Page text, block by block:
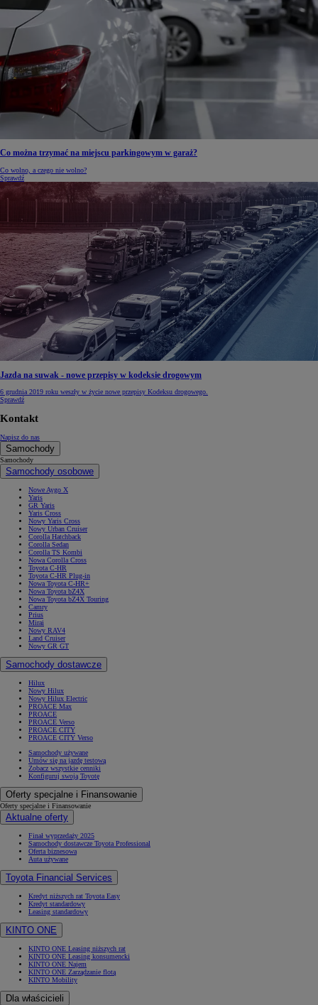
Co można trzymać na miejscu parkingowym w garaż?
Co wolno, a czego nie wolno?
Sprawdź
Jazda na suwak - nowe przepisy w kodeksie drogowym
6 grudnia 2019 roku weszły w życie nowe przepisy Kodeksu drogowego.
Sprawdź
Kontakt
Napisz do nas
Samochody
Samochody
Samochody osobowe
Nowe Aygo X
Yaris
GR Yaris
Yaris Cross
Nowy Yaris Cross
Nowy Urban Cruiser
Corolla Hatchback
Corolla Sedan
Corolla TS Kombi
Nowa Corolla Cross
Toyota C-HR
Toyota C-HR Plug-in
Nowa Toyota C-HR+
Nowa Toyota bZ4X
Nowa Toyota bZ4X Touring
Camry
Prius
Mirai
Nowy RAV4
Land Cruiser
Nowy GR GT
Samochody dostawcze
Hilux
Nowy Hilux
Nowy Hilux Electric
PROACE Max
PROACE
PROACE Verso
PROACE CITY
PROACE CITY Verso
Samochody używane
Umów się na jazdę testową
Zobacz wszystkie cenniki
Konfiguruj swoją Toyotę
Oferty specjalne i Finansowanie
Oferty specjalne i Finansowanie
Aktualne oferty
Finał wyprzedaży 2025
Samochody dostawcze Toyota Professional
Oferta biznesowa
Auta używane
Toyota Financial Services
Kredyt niższych rat Toyota Easy
Kredyt standardowy
Leasing standardowy
KINTO ONE
KINTO ONE Leasing niższych rat
KINTO ONE Leasing konsumencki
KINTO ONE Najem
KINTO ONE Zarządzanie flotą
KINTO Mobility
Dla właścicieli